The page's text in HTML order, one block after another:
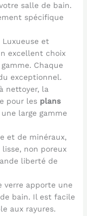
salle de bain.
spécifique
Luxueuse et
excellent choix
Chaque
exceptionnel.
nettoyer, la
pour les plans
large gamme
et de minéraux,
non poreux
liberté de
verre apporte une
bain. Il est facile
aux rayures.